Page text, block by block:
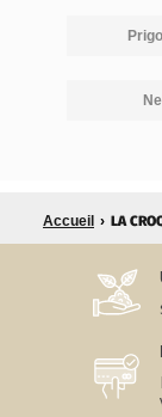
Accueil › LA